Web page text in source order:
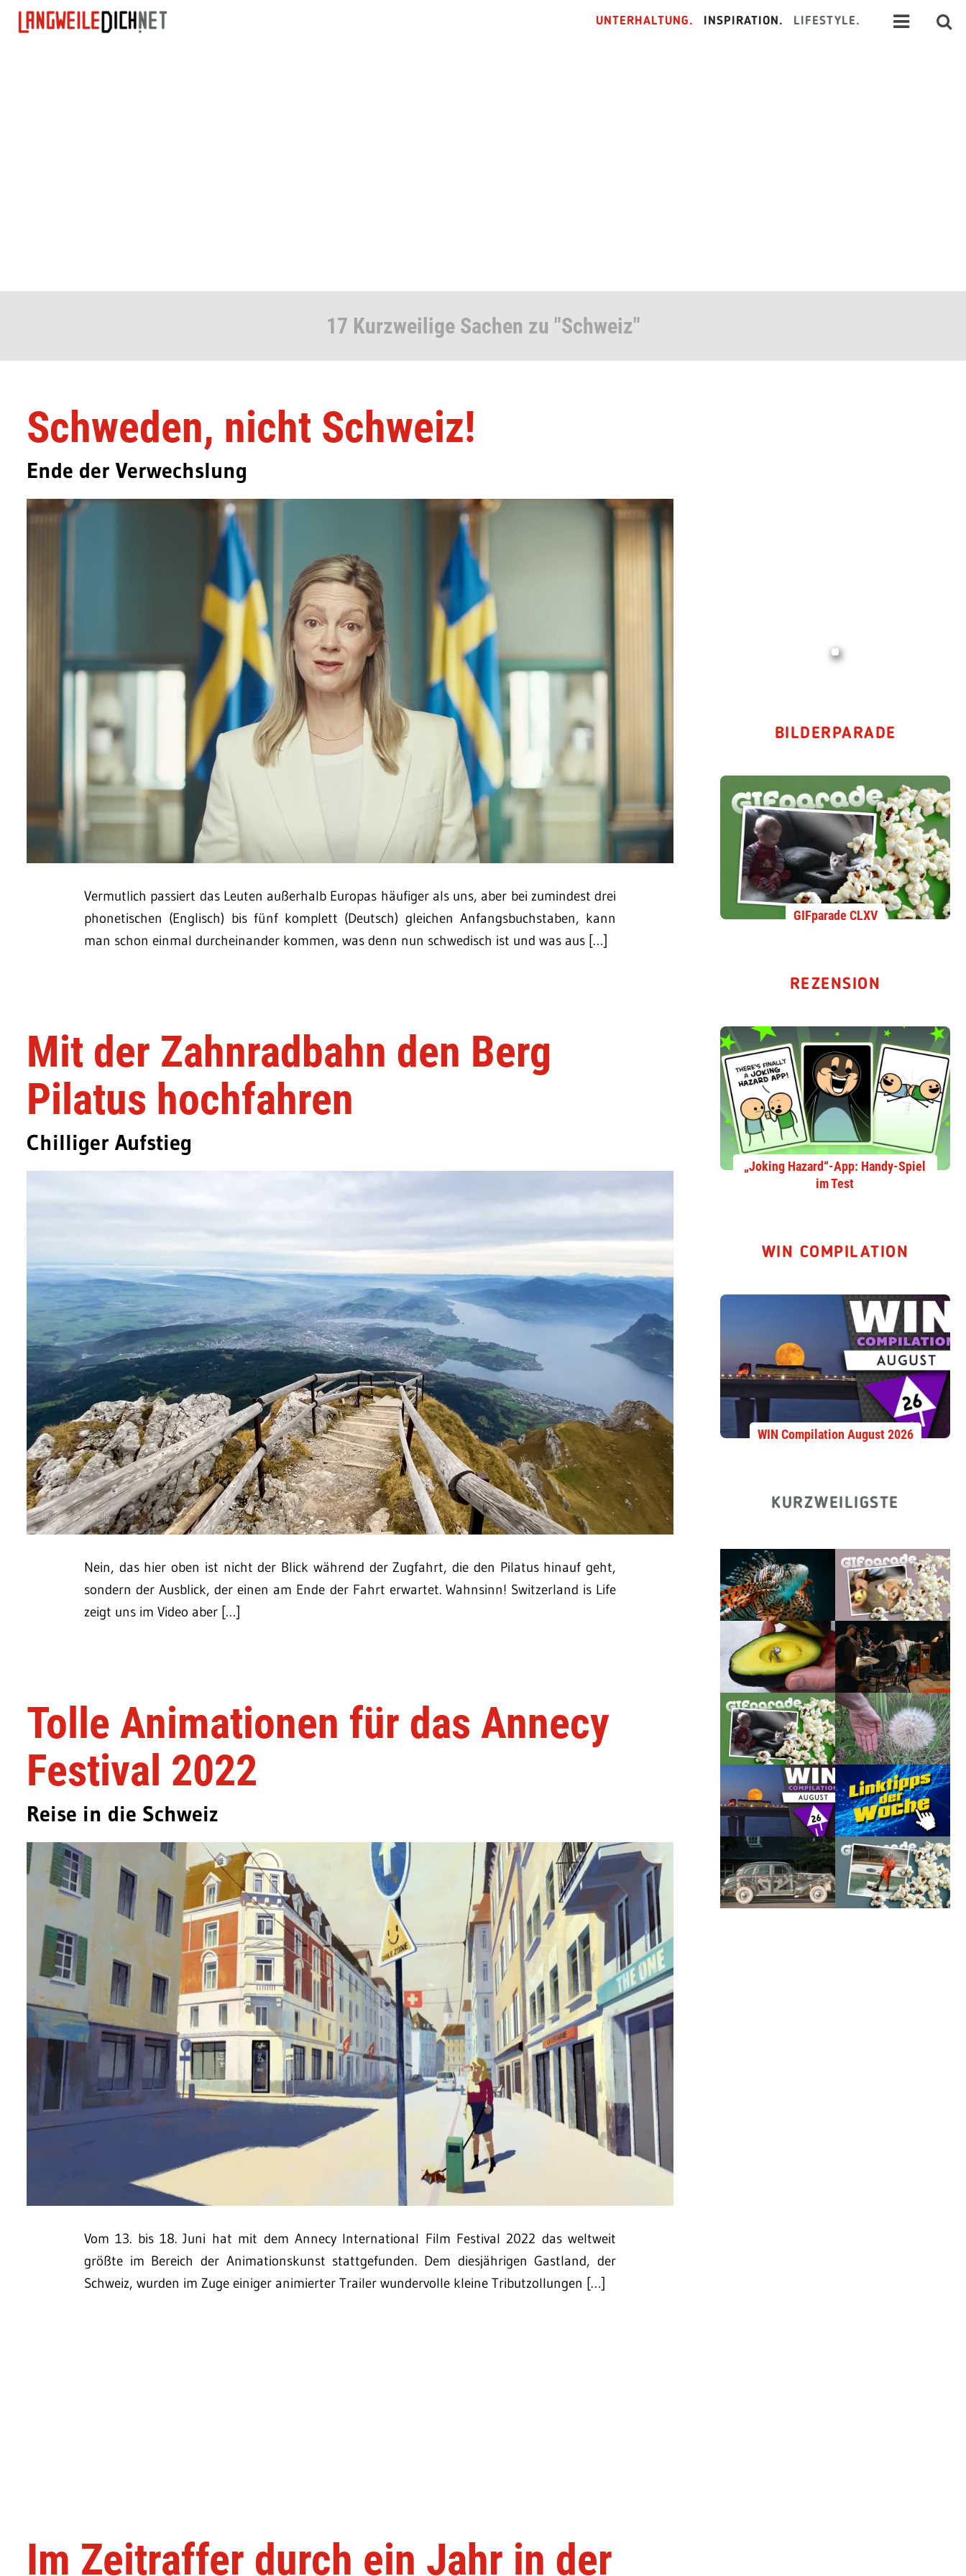
UNTERHALTUNG. INSPIRATION. LIFESTYLE.
17 Kurzweilige Sachen zu "Schweiz"
Schweden, nicht Schweiz!
Ende der Verwechslung
Vermutlich passiert das Leuten außerhalb Europas häufiger als uns, aber bei zumindest drei
phonetischen (Englisch) bis fünf komplett (Deutsch) gleichen Anfangsbuchstaben, kann
man schon einmal durcheinander kommen, was denn nun schwedisch ist und was aus […]
Mit der Zahnradbahn den Berg
Pilatus hochfahren
Chilliger Aufstieg
Nein, das hier oben ist nicht der Blick während der Zugfahrt, die den Pilatus hinauf geht,
sondern der Ausblick, der einen am Ende der Fahrt erwartet. Wahnsinn! Switzerland is Life
zeigt uns im Video aber […]
Tolle Animationen für das Annecy
Festival 2022
Reise in die Schweiz
Vom 13. bis 18. Juni hat mit dem Annecy International Film Festival 2022 das weltweit
größte im Bereich der Animationskunst stattgefunden. Dem diesjährigen Gastland, der
Schweiz, wurden im Zuge einiger animierter Trailer wundervolle kleine Tributzollungen […]
Im Zeitraffer durch ein Jahr in der
BILDERPARADE
GIFparade CLXV
REZENSION
„Joking Hazard“-App: Handy-Spiel
im Test
WIN COMPILATION
WIN Compilation August 2026
KURZWEILIGSTE